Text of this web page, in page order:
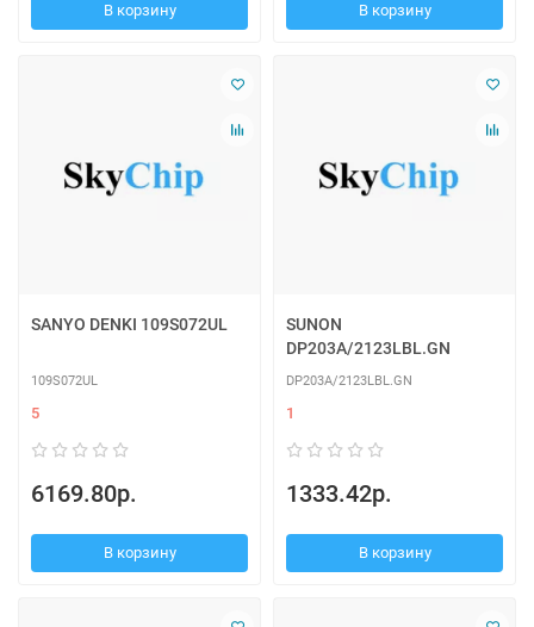
В корзину В корзину
SANYO DENKI 109S072UL
109S072UL
5
6169.80р.
В корзину
SUNON
DP203A/2123LBL.GN
DP203A/2123LBL.GN
1
1333.42р.
В корзину